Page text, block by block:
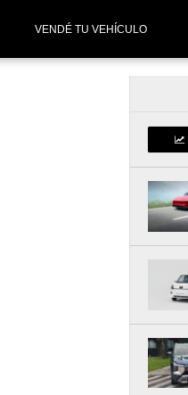
VENDÉ TU VEHÍCULO